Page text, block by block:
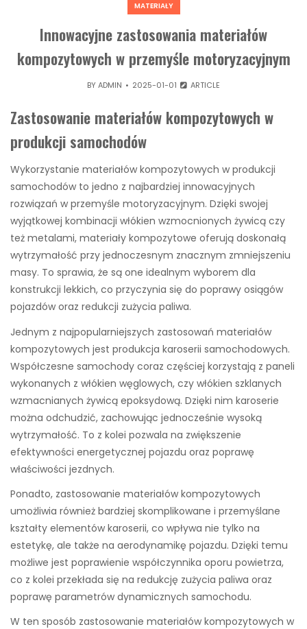
MATERIAŁY
Innowacyjne zastosowania materiałów
kompozytowych w przemyśle motoryzacyjnym
BYADMIN 2025-01-01 ARTICLE
Zastosowanie materiałów kompozytowych w
produkcji samochodów
Wykorzystanie materiałów kompozytowych w produkcji
samochodów to jedno z najbardziej innowacyjnych
rozwiązań w przemyśle motoryzacyjnym. Dzięki swojej
wyjątkowej kombinacji włókien wzmocnionych żywicą czy
też metalami, materiały kompozytowe oferują doskonałą
wytrzymałość przy jednoczesnym znacznym zmniejszeniu
masy. To sprawia, że są one idealnym wyborem dla
konstrukcji lekkich, co przyczynia się do poprawy osiągów
pojazdów oraz redukcji zużycia paliwa.
Jednym z najpopularniejszych zastosowań materiałów
kompozytowych jest produkcja karoserii samochodowych.
Współczesne samochody coraz częściej korzystają z paneli
wykonanych z włókien węglowych, czy włókien szklanych
wzmacnianych żywicą epoksydową. Dzięki nim karoserie
można odchudzić, zachowując jednocześnie wysoką
wytrzymałość. To z kolei pozwala na zwiększenie
efektywności energetycznej pojazdu oraz poprawę
właściwości jezdnych.
Ponadto, zastosowanie materiałów kompozytowych
umożliwia również bardziej skomplikowane i przemyślane
kształty elementów karoserii, co wpływa nie tylko na
estetykę, ale także na aerodynamikę pojazdu. Dzięki temu
możliwe jest poprawienie współczynnika oporu powietrza,
co z kolei przekłada się na redukcję zużycia paliwa oraz
poprawę parametrów dynamicznych samochodu.
W ten sposób zastosowanie materiałów kompozytowych w